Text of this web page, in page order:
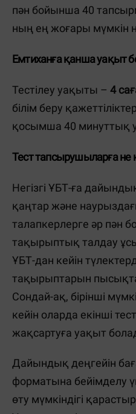
пән бойынша 40
ның ең жоғары мүмкін
Емтиханға қанша уақыт
Тестілеу уақыты – 4
білім беру
қосымша 40 минуттық
Тест тапсырушыларға не
Негізгі ҰБТ-ға
қаңтар және
талапкерлерге әр пән
тақырыптық талдау
ҰБТ-дан кейін
тақырыптарын
Сондай-ақ, бірінші
кейін оларда екінші
жақсартуға уақыт
Дайындық деңгейін
форматына бейімделу
өту мүмкіндігі